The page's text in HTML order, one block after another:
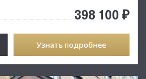
398 100 ₽
Узнать подробнее